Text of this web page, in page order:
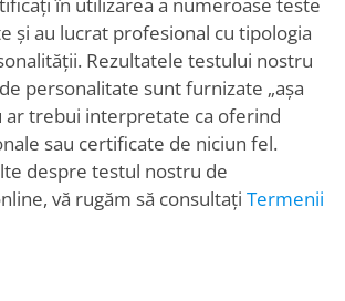
și au lucrat profesional cu tipologia
Rezultatele testului nostru
personalitate sunt furnizate „așa
ar trebui interpretate ca oferind
sau certificate de niciun fel.
despre testul nostru de
vă rugăm să consultați Termenii